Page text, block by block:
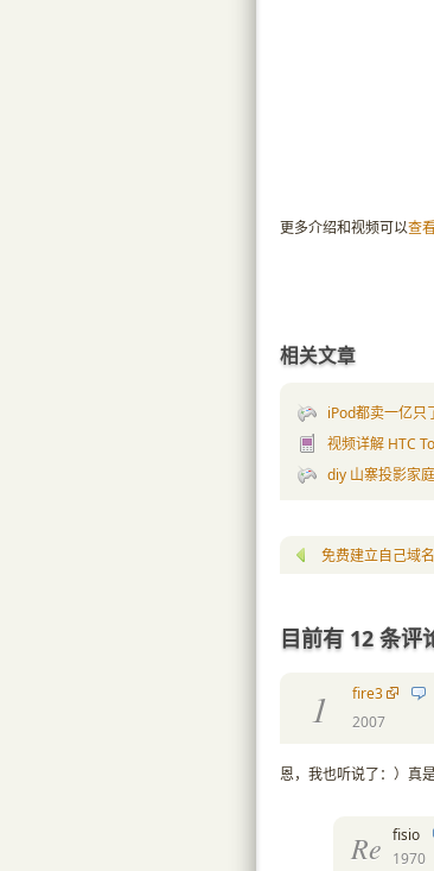
更多介绍和视频可以查
相关文章
iPod都卖一亿只
视频详解 HTC
diy 山寨投影家
免费建立自己域
目前有 12 条评
1
fire3
2007
恩，我也听说了：）真
Re fisio
1970